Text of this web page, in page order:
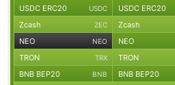
USDC ERC20 USDC USDC ERC20
Zcash ZEC Zcash
NEO NEO NEO
TRON TRX TRON
BNB BEP20 BNB BNB BEP20